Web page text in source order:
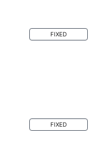
FIXED
FIXED